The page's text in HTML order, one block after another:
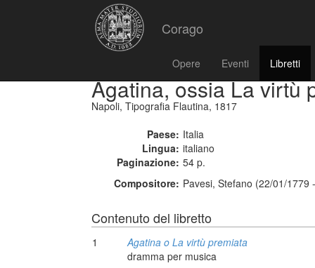
Corago
Opere Eventi Libretti
Agatina, ossia La virtù
Napoli, Tipografia Flautina, 1817
Paese: Italia
Lingua: italiano
Paginazione: 54 p.
Compositore: Pavesi, Stefano (22/01/1779
Contenuto del libretto
1
Agatina o La virtù premiata
dramma per musica